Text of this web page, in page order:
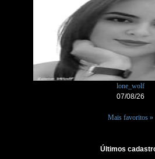
lone_wolf
07/08/26
Mais favoritos »
Últimos